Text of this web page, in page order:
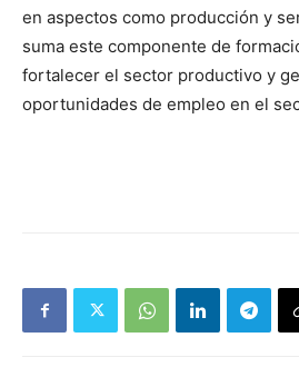
en aspectos como producción y
suma este componente de
fortalecer el sector productivo y
oportunidades de empleo en el